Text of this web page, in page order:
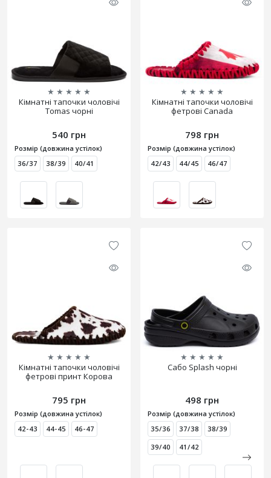
★ ★ ★ ★ ★
Кімнатні тапочки чоловічі
Tomas чорні
540 грн
Розмір (довжина устілок)
36/37
38/39 40/41
★ ★ ★ ★ ★
Кімнатні тапочки чоловічі
фетрові Canada
798 грн
Розмір (довжина устілок)
42/43
44/45 46/47
★ ★ ★ ★ ★
Кімнатні тапочки чоловічі
фетрові принт Корова
795 грн
Розмір (довжина устілок)
42-43
44-45 46-47
★ ★ ★ ★ ★
Сабо Splash чорні
498 грн
Розмір (довжина устілок)
35/36
37/38
38/39
39/40
41/42